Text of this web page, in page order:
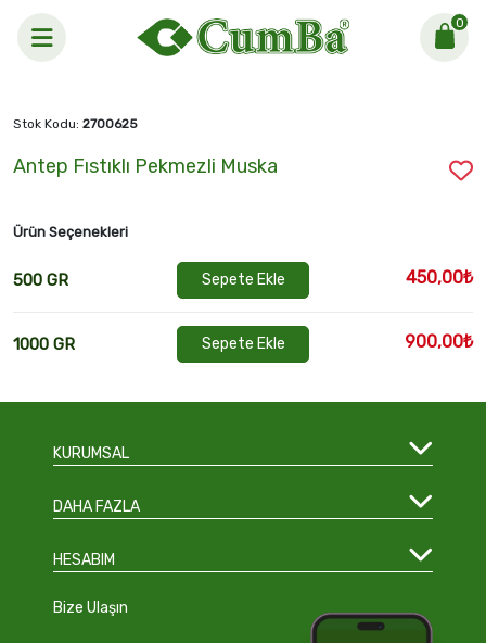
0
Antep Fıstıklı Pekmezli Muska
Stok Kodu: 2700625
Antep Fıstıklı Pekmezli Muska
Ürün Seçenekleri
500 GR Sepete Ekle 450,00₺
1000 GR Sepete Ekle 900,00₺
KURUMSAL
DAHA FAZLA
HESABIM
Bize Ulaşın